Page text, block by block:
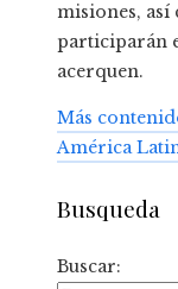
misiones, así
participarán
acerquen.
Más
América
Busqueda
Buscar: